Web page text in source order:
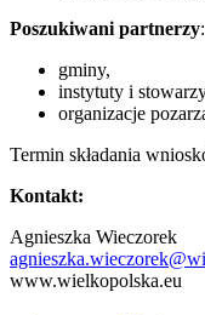
Poszukiwani partnerzy:
gminy,
instytuty i
organizacje
Termin składania
Kontakt:
Agnieszka Wieczorek
www.wielkopolska.eu